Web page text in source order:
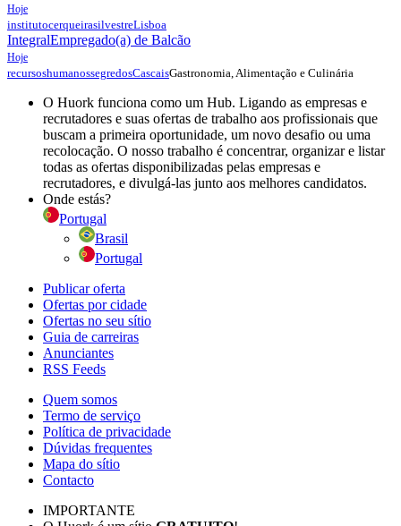
Hoje
institutocerqueirasilvestreLisboa
IntegralEmpregado(a) de Balcão
Hoje
recursoshumanossegredosCascaisGastronomia, Alimentação e Culinária
O Huork funciona como um Hub. Ligando as empresas e
recrutadores e suas ofertas de trabalho aos profissionais que
buscam a primeira oportunidade, um novo desafio ou uma
recolocação. O nosso trabalho é concentrar, organizar e listar
todas as ofertas disponibilizadas pelas empresas e
recrutadores, e divulgá-las junto aos melhores candidatos.
Onde estás?
Portugal
Brasil
Portugal
Publicar oferta
Ofertas por cidade
Ofertas no seu sítio
Guia de carreiras
Anunciantes
RSS Feeds
Quem somos
Termo de serviço
Política de privacidade
Dúvidas frequentes
Mapa do sítio
Contacto
IMPORTANTE